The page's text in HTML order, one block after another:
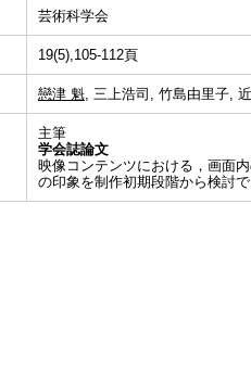
芸術科学会
19(5),105-112頁
戀津 魁, 三上浩司, 竹島由里子,
主筆
学会誌論文
映像コンテンツにおける，画面
の印象を制作初期段階から検討